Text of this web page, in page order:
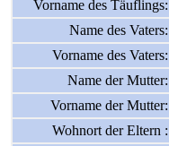
Vorname des Täuflings:
Name des Vaters:
Vorname des Vaters:
Name der Mutter:
Vorname der Mutter:
Wohnort der Eltern :